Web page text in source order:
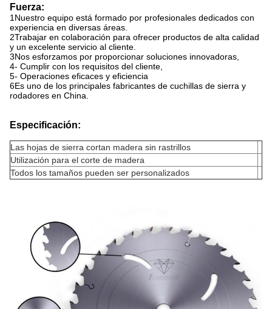
Fuerza:
1Nuestro equipo está formado por profesionales dedicados con
experiencia en diversas áreas.
2Trabajar en colaboración para ofrecer productos de alta calidad
y un excelente servicio al cliente.
3Nos esforzamos por proporcionar soluciones innovadoras,
4- Cumplir con los requisitos del cliente,
5- Operaciones eficaces y eficiencia
6Es uno de los principales fabricantes de cuchillas de sierra y
rodadores en China.
Especificación:
Las hojas de sierra cortan madera sin rastrillos
Utilización para el corte de madera
Todos los tamaños pueden ser personalizados